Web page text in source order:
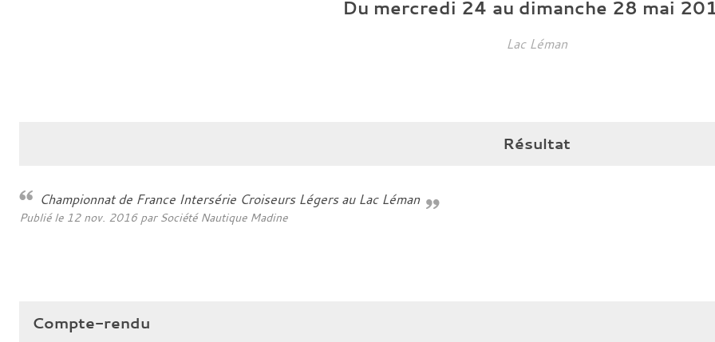
Du mercredi 24 au dimanche 28 mai
Lac Léman
Résultat
Championnat de France Intersérie Croiseurs Légers au Lac Léman
Publié le 12 nov. 2016par Société Nautique Madine
Compte-rendu